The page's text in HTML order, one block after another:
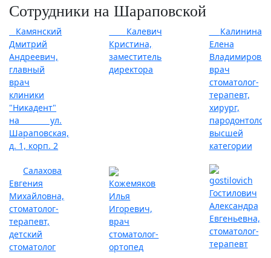
Сотрудники на Шараповской
Камянский
Дмитрий
Андреевич,
главный
врач
клиники
"Никадент"
на ул.
Шараповская,
д. 1, корп. 2
Калевич
Кристина,
заместитель
директора
Калинина
Елена
врач
стоматолог-
терапевт,
хирург,
пародонтолог
высшей
категории
Салахова
Евгения
Михайловна,
стоматолог-
терапевт,
детский
стоматолог
Кожемяков
Илья
Игоревич,
врач
стоматолог-
ортопед
Гостилович
Александра
Евгеньевна,
стоматолог-
терапевт